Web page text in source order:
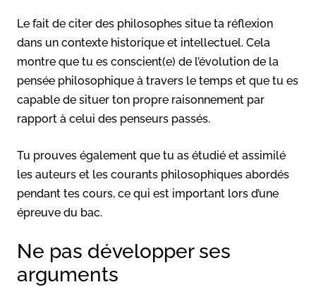
Le fait de citer des philosophes situe ta réflexion
dans un contexte historique et intellectuel. Cela
montre que tu es conscient(e) de l’évolution de la
pensée philosophique à travers le temps et que tu es
capable de situer ton propre raisonnement par
rapport à celui des penseurs passés.
Tu prouves également que tu as étudié et assimilé
les auteurs et les courants philosophiques abordés
pendant tes cours, ce qui est important lors d’une
épreuve du bac.
Ne pas développer ses
arguments